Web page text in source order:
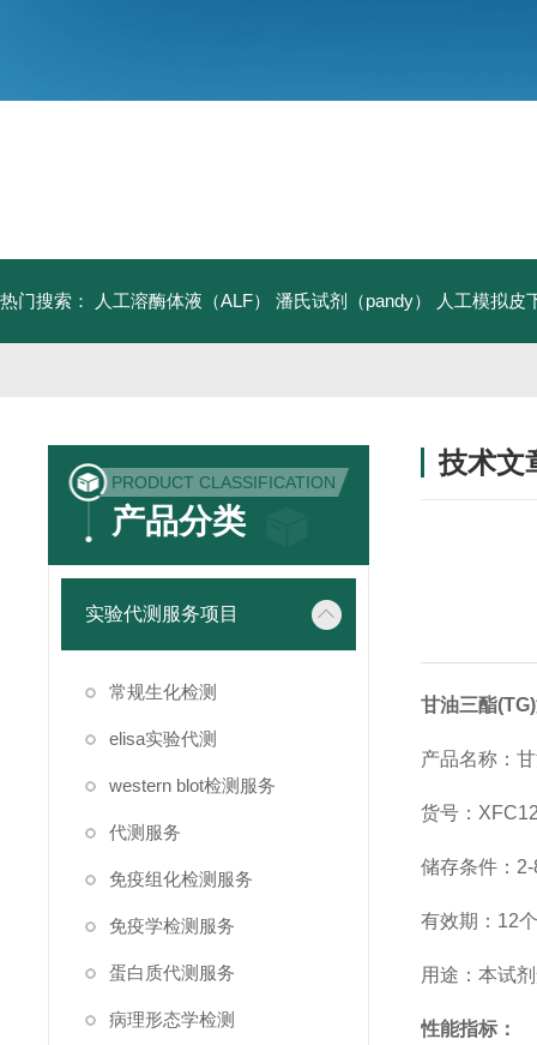
热门搜索： 人工溶酶体液（ALF） 潘氏试剂（pandy） 人工模拟皮
PRODUCT CLASSIFICATION
产品分类
实验代测服务项目
常规生化检测
elisa实验代测
western blot检测服务
代测服务
免疫组化检测服务
免疫学检测服务
蛋白质代测服务
病理形态学检测
技术文
甘油三酯
产品名称：
货号：
储存条件：
有效期：12
用途：本试
性能指标：